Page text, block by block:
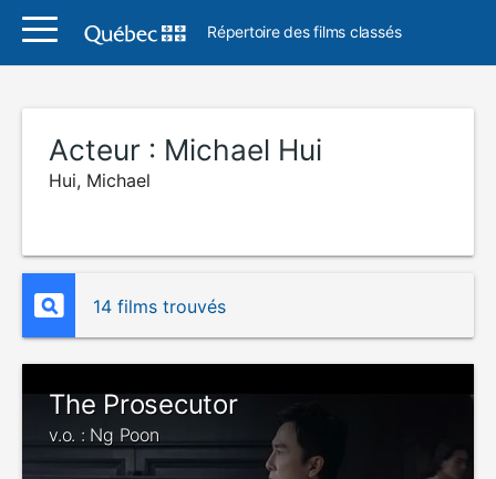
Répertoire des films classés
Acteur : Michael Hui
Hui, Michael
14 films trouvés
The Prosecutor
v.o. : Ng Poon